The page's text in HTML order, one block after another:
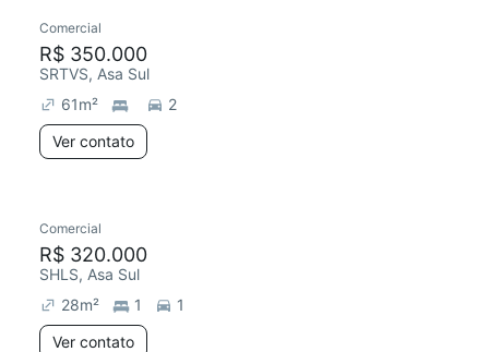
Comercial
R$ 350.000
SRTVS, Asa Sul
61m²
2
Ver contato
Comercial
R$ 320.000
SHLS, Asa Sul
28m² 1
1
Ver contato